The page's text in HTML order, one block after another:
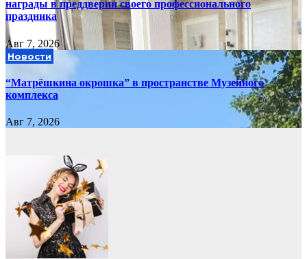
награды в преддверии своего профессионального
праздника
Авг 7, 2026
Новости
“Матрёшкина окрошка” в пространстве Музейного
комплекса
Авг 7, 2026